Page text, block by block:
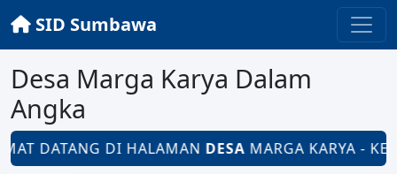
SID Sumbawa
Desa Marga Karya Dalam
Angka
DATANG DI HALAMANDESAMARGA KARYA -